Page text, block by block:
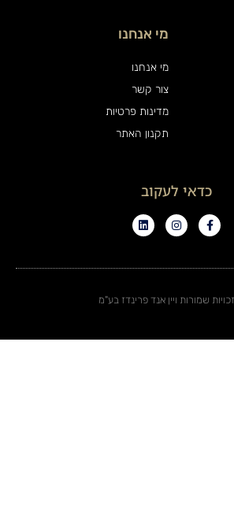
מי אנחנו
מי אנחנו
צור קשר
מדינות פרטיות
תקנון האתר
כדאי לעקוב
שמורות ויין אנד פרינדז בע"מ